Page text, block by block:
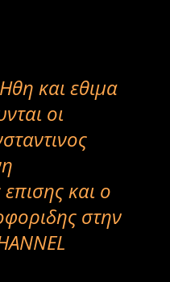
και εθιμα
οι
και ο
στην